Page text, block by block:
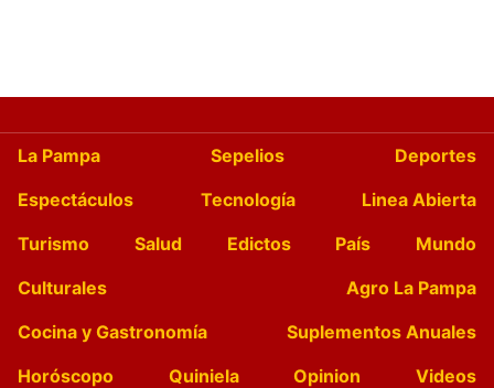
La Pampa Sepelios
Deportes
Espectáculos
Tecnología
Linea Abierta
Turismo
Salud Edictos País
Mundo
Culturales
Agro La Pampa
Cocina y Gastronomía
Suplementos Anuales
Horóscopo
Quiniela Opinion
Videos